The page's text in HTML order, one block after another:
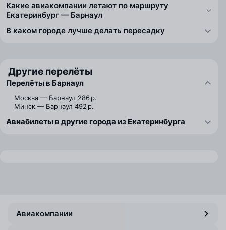
Какие авиакомпании летают по маршруту
Екатеринбург — Барнаул
В каком городе лучше делать пересадку
Другие перелёты
Перелёты в Барнаул
Москва — Барнаул 286 р.
Минск — Барнаул 492 р.
Авиабилеты в другие города из Екатеринбурга
Авиакомпании